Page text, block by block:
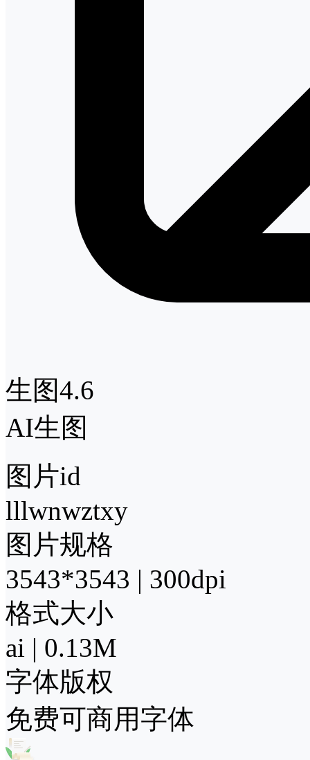
生图4.6
AI生图
图片id
lllwnwztxy
图片规格
3543*3543 | 300dpi
格式大小
ai | 0.13M
字体版权
免费可商用字体